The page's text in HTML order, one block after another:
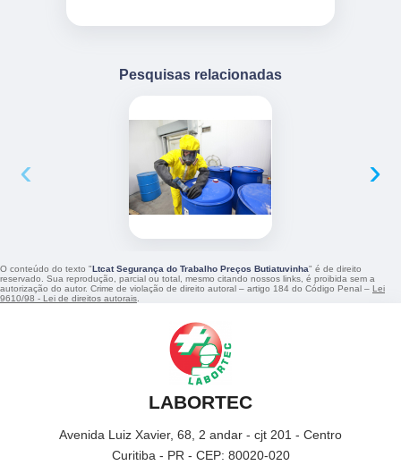
Pesquisas relacionadas
‹ ›
O conteúdo do texto "Ltcat Segurança do Trabalho Preços Butiatuvinha" é de direito
reservado. Sua reprodução, parcial ou total, mesmo citando nossos links, é proibida sem a
autorização do autor. Crime de violação de direito autoral – artigo 184 do Código Penal – Lei
9610/98 - Lei de direitos autorais
LABORTEC
Avenida Luiz Xavier, 68, 2 andar - cjt 201 - Centro
Curitiba - PR - CEP: 80020-020